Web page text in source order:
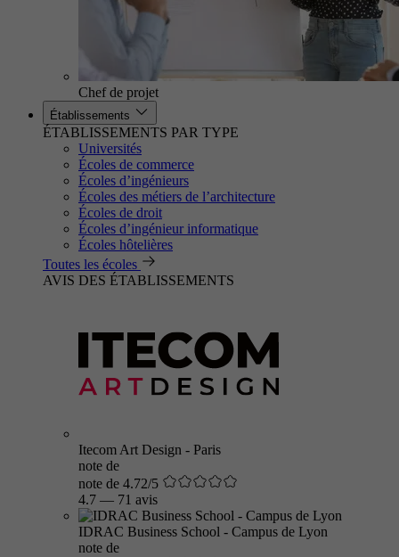
Chef de projet
Établissements
ÉTABLISSEMENTS PAR TYPE
Universités
Écoles de commerce
Écoles d’ingénieurs
Écoles des métiers de l’architecture
Écoles de droit
Écoles d’ingénieur informatique
Écoles hôtelières
Toutes les écoles
AVIS DES ÉTABLISSEMENTS
Itecom Art Design - Paris
note de
note de 4.72/5
4.7 — 71 avis
IDRAC Business School - Campus de Lyon
note de